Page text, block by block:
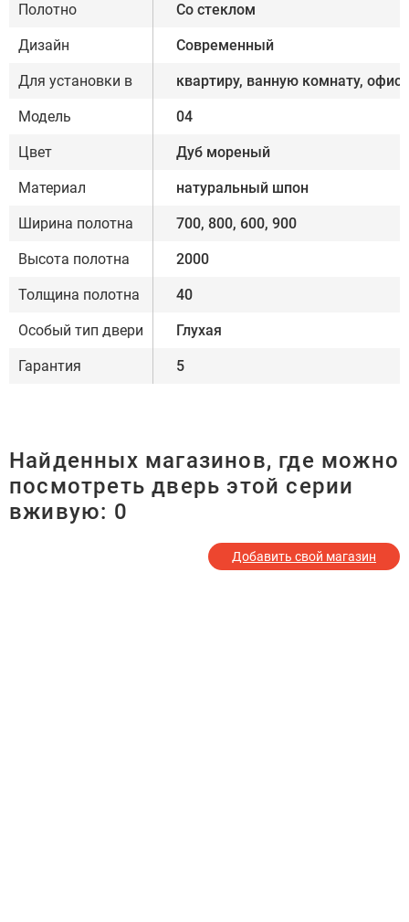
Полотно Со стеклом
Дизайн Современный
Для установки в квартиру, ванную комнату, офис
Модель 04
Цвет Дуб мореный
Материал натуральный шпон
Ширина полотна 700, 800, 600, 900
Высота полотна 2000
Толщина полотна 40
Особый тип двери Глухая
Гарантия 5
Найденных магазинов, где можно
посмотреть дверь этой серии
вживую: 0
Добавить свой магазин